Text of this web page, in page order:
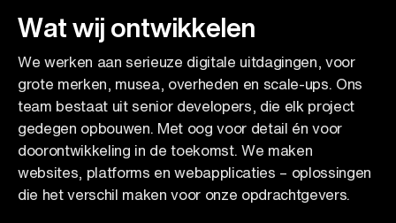
Wat wij ontwikkelen
We werken aan serieuze digitale uitdagingen, voor
grote merken, musea, overheden en scale-ups. Ons
team bestaat uit senior developers, die elk project
gedegen opbouwen. Met oog voor detail én voor
doorontwikkeling in de toekomst. We maken
websites, platforms en webapplicaties – oplossingen
die het verschil maken voor onze opdrachtgevers.